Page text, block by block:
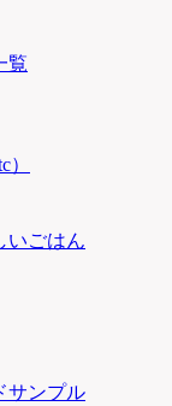
覧
いごはん
サンプル